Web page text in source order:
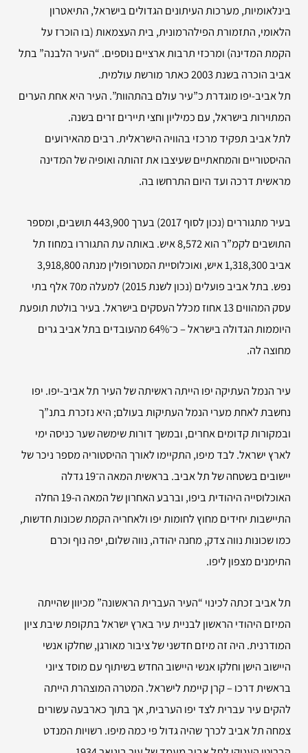
בינלאומיות, מערכות העיתונים הגדולים בישראל, התיאטרון
הלאומי, התזמורת הפילהרמונית, בית העצמאות (בו הוכרז על
הקמת המדינה) ומרכזי תרבות ארציים נוספים. “העיר הלבנה” בתל
אביב הוכרה בשנת 2003 כאתר מורשת עולמית.
תל אביב-יפו מוגדרת כ”עיר עולם בהתהוות”. העיר היא אחת הערים
המתוירות בישראל, עם כמיליון וחצי תיירים זרים בשנה.
לתל אביב תפקיד מרכזי בהוויה הישראלית. רבים מהאירועים
ההיסטוריים והמחאתיים שעיצבו את זהותה ואופיה של המדינה
מראשית דרכה ועד היום התרחשו בה.
בעיר מתגוררים (נכון לסוף 2017) בערך 443,900 תושבים, ומספר
התושבים לקמ”ר הוא 8,572 איש. באותה עת התגוררו במחוז תל
אביב 1,318,300 איש, ואוכלוסיית המטרופולין מנתה 3,918,800
נפש. בתל אביב פועלים (נכון לשנת 2015) למעלה מ70 אלף בתי
עסק המהווים 13 אחוז מכלל העסקים בישראל. בעיר בולטת תופעת
היוממות הגדולה בישראל – כ־64% מהעובדים בתל אביב גרים
מחוצה לה.
עיר הנמל העתיקה יפו הייתה ראשיתה של העיר תל אביב-יפו. יפו
נחשבת לאחת מערי הנמל העתיקות בעולם; היא נזכרת בתנ”ך
ובמקורות קדומים אחרים, ובמשך דורות שימשה שער כניסה ימי
לארץ ישראל. לבד מיפו, התקיימו לאורך ההיסטוריה מספר ניכר של
יישובים בשטחה של תל אביב. בראשית המאה ה־19 גדלה
האוכלוסייה היהודית ביפו, וברבע האחרון של המאה ה-19 החלה
התיישבות יחידים מחוץ לחומות יפו ולאחריה הקמת שכונות חדשות,
כמו שכונות נווה צדק, מחנה יהודה, נווה שלום, יפה נוף וכרם
התימנים מצפון ליפו.
תל אביב זכתה לכינוי “העיר העברית הראשונה” מכיוון שהייתה
המיזם היהודי הראשון לבניית עיר בארץ ישראל בתקופת שיבת ציון
המודרנית. היה זה מיזם חדשני של ציבור מאורגן, שחלקו אנשי
היישוב הישן וחלקו אנשי היישוב החדש בשיתוף עם מוסד ציוני
בראשית דרכו – קרן קיימת לישראל. המטרה המוצהרת הייתה
להקים עיר עברית לצד יפו הערבית, אך בתוך כארבעה עשורים
צמחה תל אביב לכרך שהיה גדול פי כמה מיפו. רשויות המנדט